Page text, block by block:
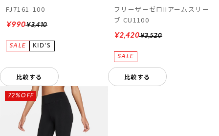
FJ7161-100
¥3,410
¥990
比較する
フリーザーゼロIIアームスリー
ブ CU1100
¥3,520
¥2,420
比較する
72%OFF